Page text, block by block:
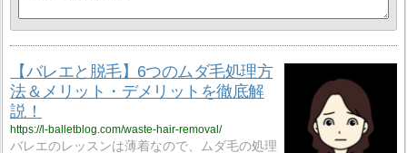
【バレエと脱毛】6つのムダ毛処理方
法＆メリット・デメリットを徹底解
説！
https://l-balletblog.com/waste-hair-removal/
バレエのレッスンは薄着なので、ムダ毛の処理